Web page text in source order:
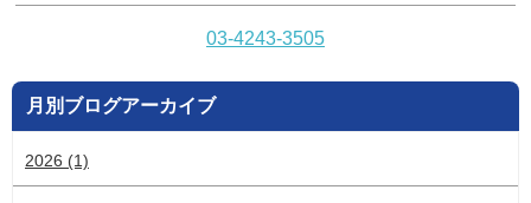
03-4243-3505
月別ブログアーカイブ
2026 (1)